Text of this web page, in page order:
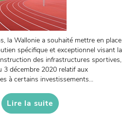
la Wallonie a souhaité mettre en place
spécifique et exceptionnel visant la
des infrastructures sportives,
3 décembre 2020 relatif aux
à certains investissements...
Lire la suite